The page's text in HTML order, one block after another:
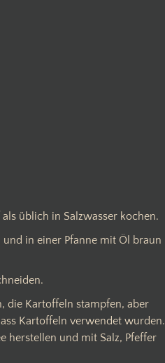
üblich in Salzwasser kochen.
in einer Pfanne mit Öl braun
die Kartoffeln stampfen, aber
Kartoffeln verwendet wurden.
herstellen und mit Salz, Pfeffer